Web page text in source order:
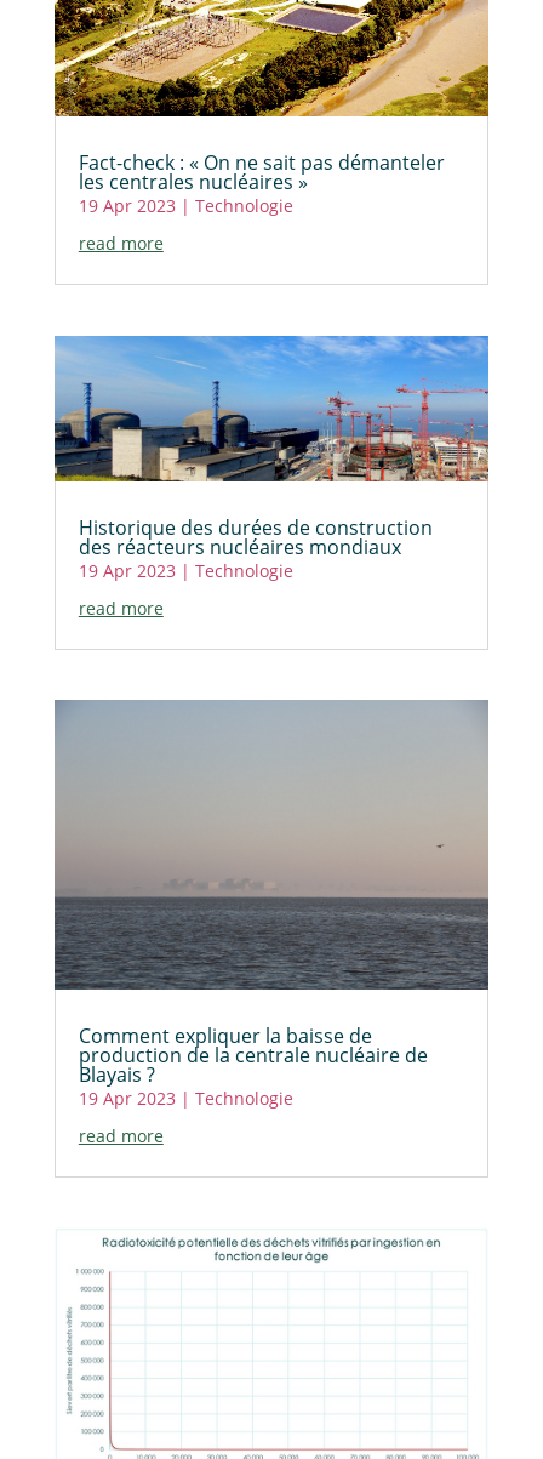
Fact-check : « On ne sait pas démanteler
les centrales nucléaires »
19 Apr 2023 | Technologie
read more
Historique des durées de construction
des réacteurs nucléaires mondiaux
19 Apr 2023 | Technologie
read more
Comment expliquer la baisse de
production de la centrale nucléaire de
Blayais ?
19 Apr 2023 | Technologie
read more